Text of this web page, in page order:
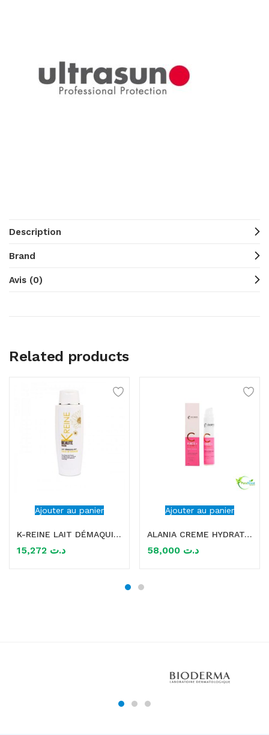
Description
Brand
Avis (0)
Related products
Ajouter au panier
K-REINE LAIT DÉMAQUILLANT YEUX ET VISAGE 200 ML
د.ت
Ajouter au panier
ALANIA CREME HYDRATANTE SPF 30 50ML
د.ت